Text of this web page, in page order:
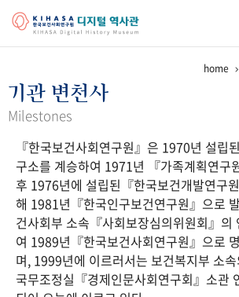
걸어온 길 기관 변천사
연구 역사
정책과 연구 키워드로 보는 연구 역사
간행물 변천사
기록물 아카이브
사진 아카이브 문서 기록물 행정박물
home
기관 변천사
Milestones
『한국보건사회연구원』은 1970년 설립
구소를 계승하여 1971년 『가족계획연구
후 1976년에 설립된『한국보건개발연구
해 1981년『한국인구보건연구원』으로
건사회부 소속『사회보장심의위원회』의
여 1989년『한국보건사회연구원』으로
며, 1999년에 이르러서는 보건복지부 소
국무조정실『경제인문사회연구회』소관